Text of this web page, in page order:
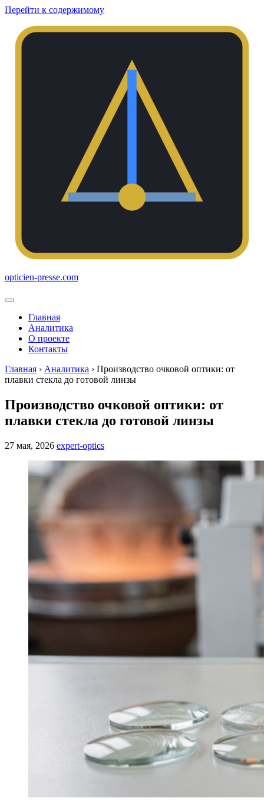
Перейти к содержимому
opticien-presse.com
Меню
Главная
Аналитика
О проекте
Контакты
Главная › Аналитика › Производство очковой оптики: от
плавки стекла до готовой линзы
Производство очковой оптики: от
плавки стекла до готовой линзы
27 мая, 2026 expert-optics